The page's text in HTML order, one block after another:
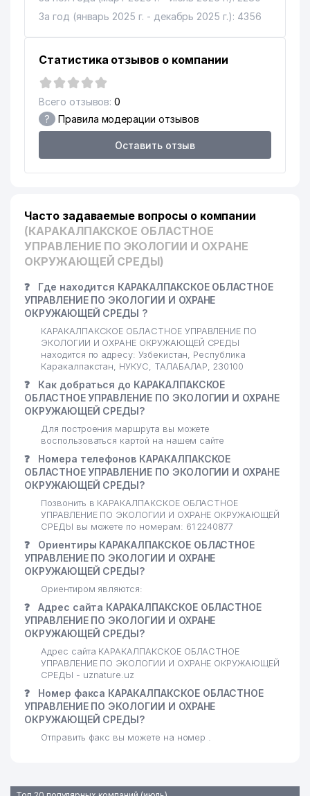
За год (январь 2025 г. - декабрь 2025 г.): 4356
Статистика отзывов о компании
Всего отзывов: 0
? Правила модерации отзывов
Оставить отзыв
Часто задаваемые вопросы о компании
(КАРАКАЛПАКСКОЕ ОБЛАСТНОЕ
УПРАВЛЕНИЕ ПО ЭКОЛОГИИ И ОХРАНЕ
ОКРУЖАЮЩЕЙ СРЕДЫ)
❓
Где находится КАРАКАЛПАКСКОЕ ОБЛАСТНОЕ
УПРАВЛЕНИЕ ПО ЭКОЛОГИИ И ОХРАНЕ
ОКРУЖАЮЩЕЙ СРЕДЫ ?
КАРАКАЛПАКСКОЕ ОБЛАСТНОЕ УПРАВЛЕНИЕ ПО
ЭКОЛОГИИ И ОХРАНЕ ОКРУЖАЮЩЕЙ СРЕДЫ
находится по адресу: Узбекистан, Республика
Каракалпакстан, НУКУС, ТАЛАБАЛАР, 230100
❓
Как добраться до КАРАКАЛПАКСКОЕ
ОБЛАСТНОЕ УПРАВЛЕНИЕ ПО ЭКОЛОГИИ И ОХРАНЕ
ОКРУЖАЮЩЕЙ СРЕДЫ?
Для построения маршрута вы можете
воспользоваться картой на нашем сайте
❓
Номера телефонов КАРАКАЛПАКСКОЕ
ОБЛАСТНОЕ УПРАВЛЕНИЕ ПО ЭКОЛОГИИ И ОХРАНЕ
ОКРУЖАЮЩЕЙ СРЕДЫ?
Позвонить в КАРАКАЛПАКСКОЕ ОБЛАСТНОЕ
УПРАВЛЕНИЕ ПО ЭКОЛОГИИ И ОХРАНЕ ОКРУЖАЮЩЕЙ
СРЕДЫ вы можете по номерам: 61 2240877
❓
Ориентиры КАРАКАЛПАКСКОЕ ОБЛАСТНОЕ
УПРАВЛЕНИЕ ПО ЭКОЛОГИИ И ОХРАНЕ
ОКРУЖАЮЩЕЙ СРЕДЫ?
Ориентиром являются:
❓
Адрес сайта КАРАКАЛПАКСКОЕ ОБЛАСТНОЕ
УПРАВЛЕНИЕ ПО ЭКОЛОГИИ И ОХРАНЕ
ОКРУЖАЮЩЕЙ СРЕДЫ?
Адрес сайта КАРАКАЛПАКСКОЕ ОБЛАСТНОЕ
УПРАВЛЕНИЕ ПО ЭКОЛОГИИ И ОХРАНЕ ОКРУЖАЮЩЕЙ
СРЕДЫ - uznature.uz
❓
Номер факса КАРАКАЛПАКСКОЕ ОБЛАСТНОЕ
УПРАВЛЕНИЕ ПО ЭКОЛОГИИ И ОХРАНЕ
ОКРУЖАЮЩЕЙ СРЕДЫ?
Отправить факс вы можете на номер .